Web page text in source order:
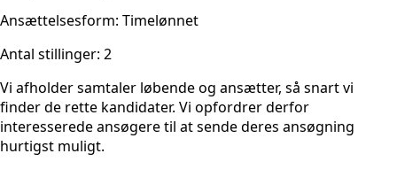
Ansættelsesform: Timelønnet
Antal stillinger: 2
Vi afholder samtaler løbende og ansætter, så snart vi
finder de rette kandidater. Vi opfordrer derfor
interesserede ansøgere til at sende deres ansøgning
hurtigst muligt.